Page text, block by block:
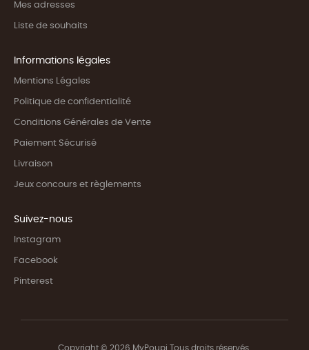
Mes adresses
Liste de souhaits
Informations légales
Mentions Légales
Politique de confidentialité
Conditions Générales de Vente
Paiement Sécurisé
Livraison
Jeux concours et règlements
Suivez-nous
Instagram
Facebook
Pinterest
Copyright © 2026 MyPoupi Tous droits réservés.